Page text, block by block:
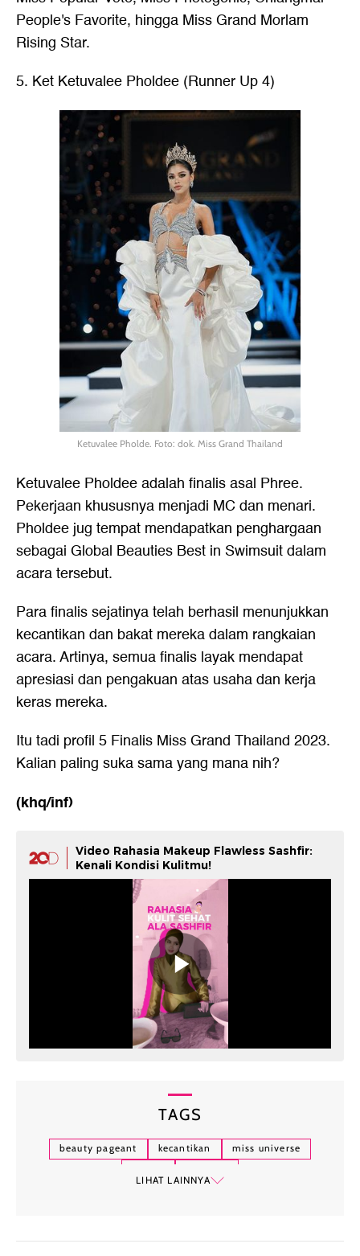
People's Favorite, hingga Miss Grand Morlam
Rising Star.
5. Ket Ketuvalee Pholdee (Runner Up 4)
Ketuvalee Pholde. Foto: dok. Miss Grand Thailand
Ketuvalee Pholdee adalah finalis asal Phree.
Pekerjaan khususnya menjadi MC dan menari.
Pholdee jug tempat mendapatkan penghargaan
sebagai Global Beauties Best in Swimsuit dalam
acara tersebut.
Para finalis sejatinya telah berhasil menunjukkan
kecantikan dan bakat mereka dalam rangkaian
acara. Artinya, semua finalis layak mendapat
apresiasi dan pengakuan atas usaha dan kerja
keras mereka.
Itu tadi profil 5 Finalis Miss Grand Thailand 2023.
Kalian paling suka sama yang mana nih?
(khq/inf)
Video Rahasia Makeup Flawless Sashfir:
Kenali Kondisi Kulitmu!
TAGS
beauty pageant kecantikan
miss universe
LIHAT LAINNYA